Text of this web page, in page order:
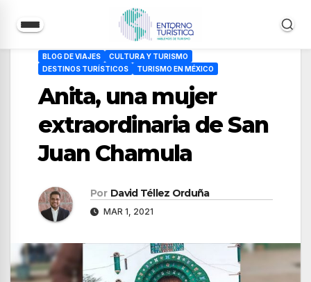
BLOG DE VIAJES
CULTURA Y TURISMO
DESTINOS TURÍSTICOS
TURISMO EN MÉXICO
Anita, una mujer
extraordinaria de San
Juan Chamula
Por David Téllez Orduña
MAR 1, 2021